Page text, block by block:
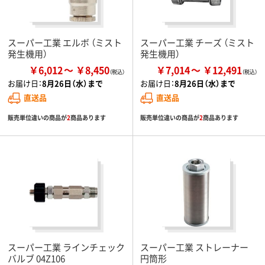
スーパー工業 エルボ （ミスト
発生機用）
￥6,012 ￥8,450
お届け日：8月26日（水）まで
直送品
販売単位違いの商品が2商品あります
スーパー工業 チーズ （ミスト
発生機用）
￥7,014 ￥12,491
お届け日：8月26日（水）まで
直送品
販売単位違いの商品が2商品あります
スーパー工業 ラインチェック
バルブ 04Z106
スーパー工業 ストレーナー
円筒形